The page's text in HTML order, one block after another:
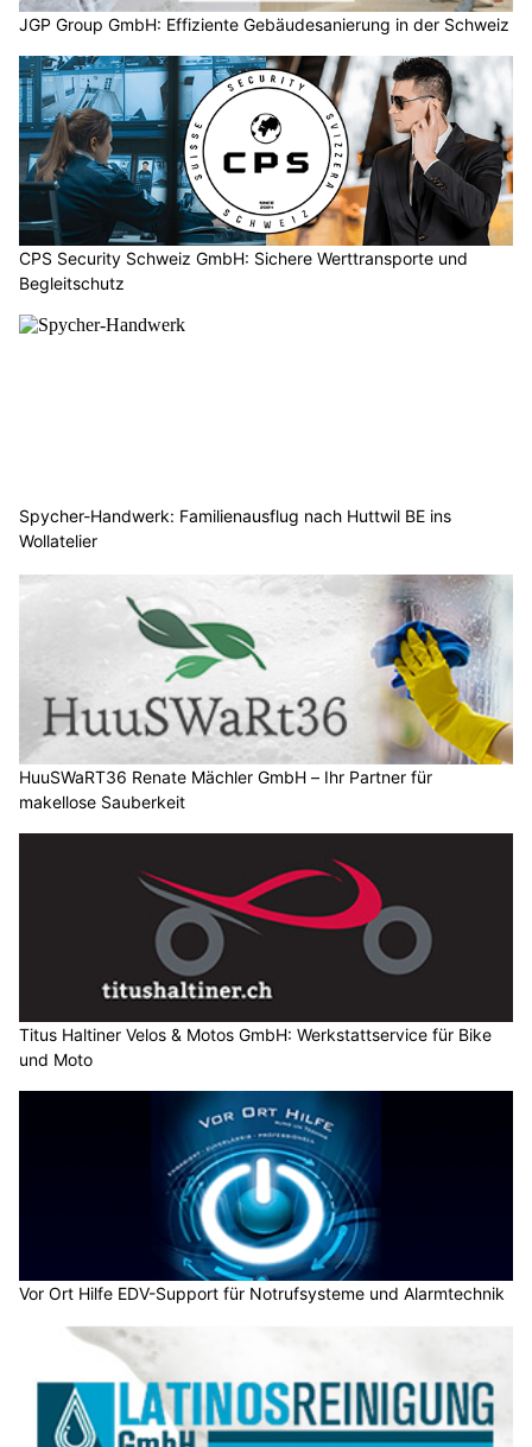
JGP Group GmbH: Effiziente Gebäudesanierung in der Schweiz
CPS Security Schweiz GmbH: Sichere Werttransporte und
Begleitschutz
Spycher-Handwerk: Familienausflug nach Huttwil BE ins
Wollatelier
HuuSWaRT36 Renate Mächler GmbH – Ihr Partner für
makellose Sauberkeit
Titus Haltiner Velos & Motos GmbH: Werkstattservice für Bike
und Moto
Vor Ort Hilfe EDV-Support für Notrufsysteme und Alarmtechnik